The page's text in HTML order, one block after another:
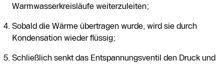
Warmwasserkreisläufe weiterzuleiten;
Sobald die Wärme übertragen wurde, wird sie durch
Kondensation wieder flüssig;
Schließlich senkt das Entspannungsventil den Druck und